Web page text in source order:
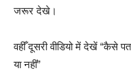
जरूर देखे।
वहीँ दूसरी वीडियो में देखें “कैसे
या नहीं”